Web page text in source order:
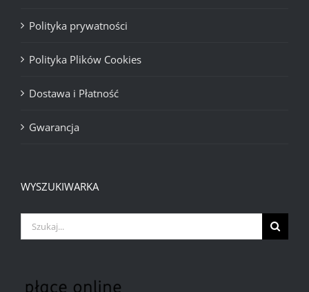
Polityka prywatności
Polityka Plików Cookies
Dostawa i Płatność
Gwarancja
WYSZUKIWARKA
Szukaj